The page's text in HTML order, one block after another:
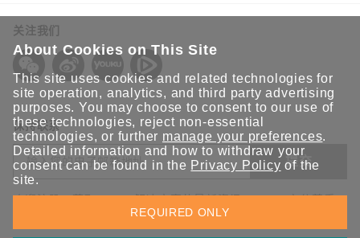
关注我们
保持联系
提交
欢迎注册，获取 Moxa 解决方案的最新资讯。Moxa 充分尊重
您的隐私，绝不会透露您的邮箱信息。
About Cookies on This Site
This site uses cookies and related technologies for
site operation, analytics, and third party advertising
purposes. You may choose to consent to our use of
these technologies, reject non-essential
technologies, or further manage your preferences.
Detailed information and how to withdraw your
consent can be found in the Privacy Policy of the
site.
REQUIRED ONLY